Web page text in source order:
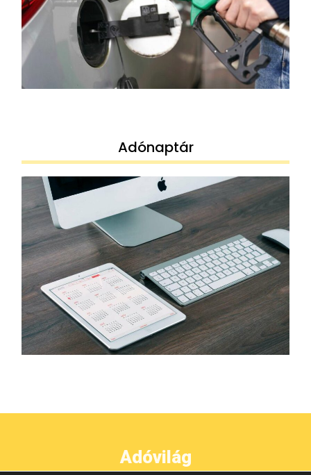
Adónaptár
Adóvilág